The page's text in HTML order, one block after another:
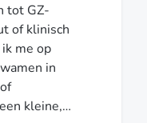
tot GZ-
of klinisch
me op
in
kleine,